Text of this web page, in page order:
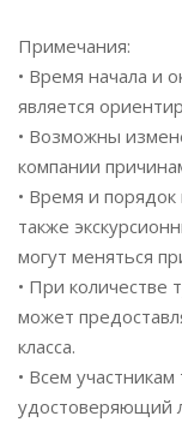
Примечания:
• Время начала и
является
• Возможны
компании
• Время и порядок
также
могут меняться
• При количестве
может
класса.
• Всем
удостоверяющий